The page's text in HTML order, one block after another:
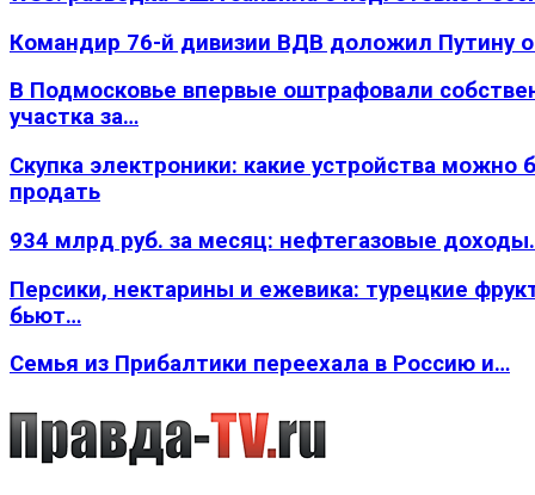
Командир 76-й дивизии ВДВ доложил Путину
В Подмосковье впервые оштрафовали
участка за…
Скупка электроники: какие устройства можно
продать
934 млрд руб. за месяц: нефтегазовые
Персики, нектарины и ежевика: турецкие
бьют…
Семья из Прибалтики переехала в Россию и…